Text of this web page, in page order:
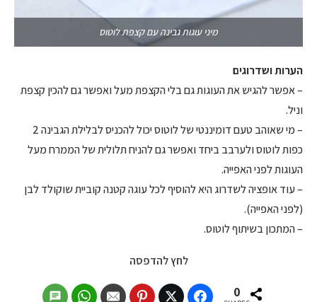
מיני עוגות גבינה עם קצפת לוטוס
הערות ושדרוגים
– אפשר להגיש את העוגות גם בלי הקצפת מעל ואפשר גם להכין קצפת
וניל.
– מי שאוהב טעם דומיננטי של לוטוס יכול להכניס לבלילת הגבינה 2
כפות לוטוס ולערבב ביחד ואפשר גם להניח תלולית של הממרח מעל
העוגות לפני האפייה.
– עוד אופציה לשדרוג היא להוסיף לכל עוגה קטנה קוביית שוקולד לבן
(לפני האפייה).
– המתכון בשיתוף לוטוס.
לחץ להדפסה
0